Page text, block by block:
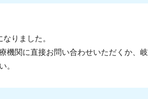
りました。
関に直接お問い合わせいただくか、岐
。